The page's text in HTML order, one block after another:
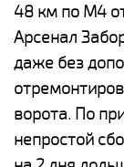
48 км по М4
Арсенал
даже без
ворота. По
непростой